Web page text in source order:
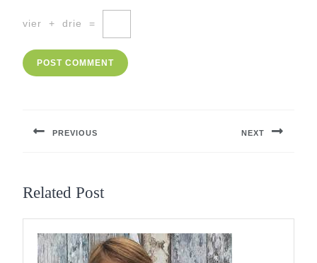
vier + drie =
PREVIOUS NEXT
Related Post